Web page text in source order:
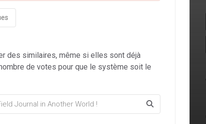
des similaires, même si elles sont déjà
de votes pour que le système soit le